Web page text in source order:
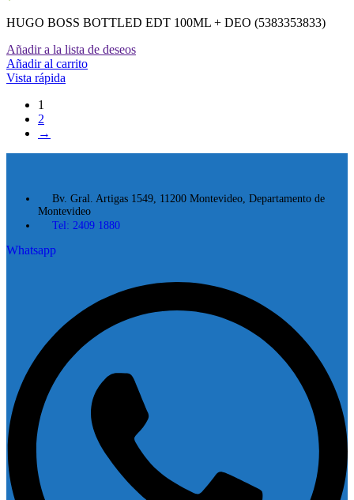
HUGO BOSS BOTTLED EDT 100ML + DEO (5383353833)
Añadir a la lista de deseos
Añadir al carrito
Vista rápida
1
2
→
Bv. Gral. Artigas 1549, 11200 Montevideo, Departamento de
Montevideo
Tel: 2409 1880
Whatsapp